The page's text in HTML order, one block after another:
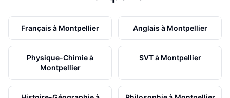
Français à Montpellier Anglais à Montpellier
Physique-Chimieà
Montpellier
SVTà Montpellier